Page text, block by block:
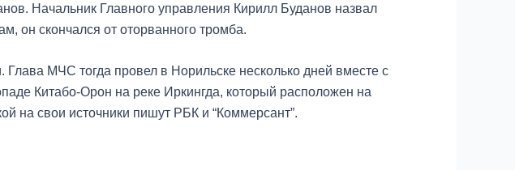
Начальник Главного управления Кирилл Буданов назвал
он скончался от оторванного тромба.
МЧС тогда провел в Норильске несколько дней вместе с
Китабо-Орон на реке Иркингда, который расположен на
на свои источники пишут РБК и “Коммерсант”.